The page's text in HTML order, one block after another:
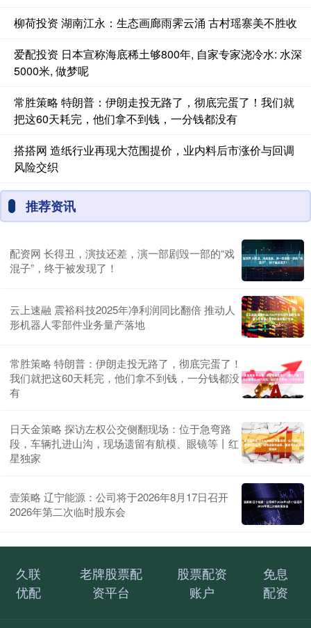
柳荷投资 湖南江永：生态画廊雨霁云涌 古村瑶寨美不胜收
爱配投资 日本宣称海底稀土够800年, 自家专家浇冷水: 水深
5000米, 做梦呢
常胜策略 特朗普：伊朗走投无路了，彻底完蛋了！我们就
把这60天耗完，他们拿不到钱，一分钱都没有
搭搭网 造纸行业再现大范围提价，业内料后市涨价与回调
风险交织
推荐资讯
配资网 长得丑，演技还差，演一部剧毁一部的“戏
混子”，终于被发现了！
云上速融 震裕科技2025年净利润同比翻倍 推动人
形机器人零部件业务量产落地
常胜策略 特朗普：伊朗走投无路了，彻底完蛋了！
我们就把这60天耗完，他们拿不到钱，一分钱都没
有
日天金策略 探访左权公交侧翻现场：位于急弯路
段，车辆扎进山沟，现场遗留有航模、眼镜等丨红
星独家
壹策略 辽宁能源：公司将于2026年8月17日召开
2026年第二次临时股东会
久联
优配
老牌股票配
资平台
股票配资
账户
免息
配资